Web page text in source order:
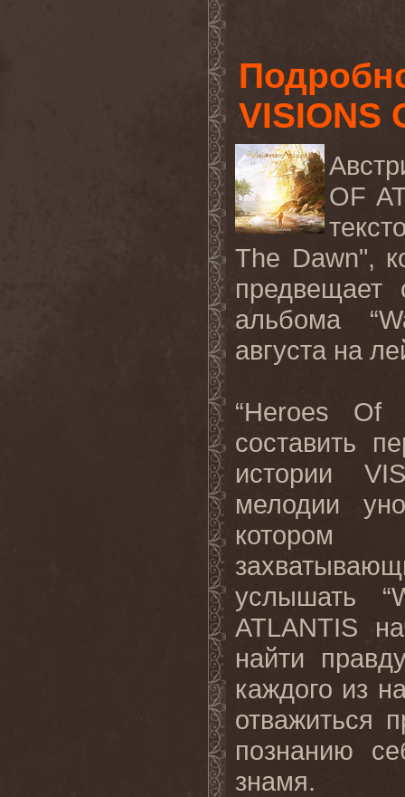
VISIONS
OF
The Dawn",
предвещает
альбома
августа на
“Heroes Of
составить
истории
мелодии
котором
услышать
ATLANTIS
найти
каждого из
отважиться
познанию
знамя.